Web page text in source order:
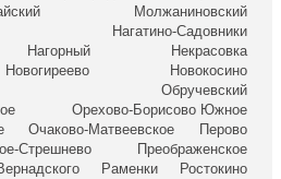
Молжаниновский
Нагатино-Садовники
Нагорный
Некрасовка
Новогиреево
Новокосино
Обручевский
Орехово-Борисово Южное
Очаково-Матвеевское
Перово
Стрешнево
Преображенское
Раменки
Ростокино